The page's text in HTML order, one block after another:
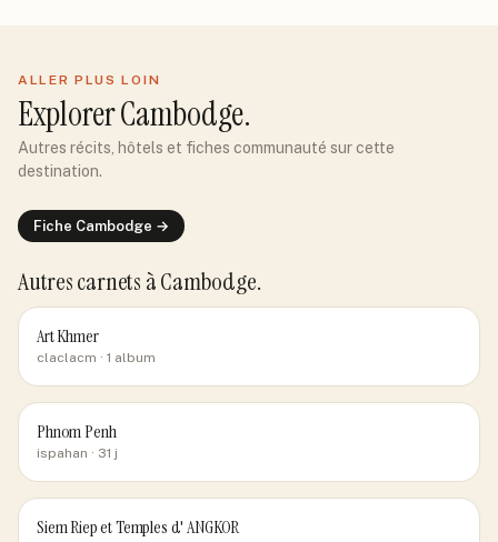
ALLER PLUS LOIN
ExplorerCambodge.
Autres récits, hôtels et fiches communauté sur cette
destination.
Fiche Cambodge →
Autres carnets à Cambodge.
Art Khmer
claclacm · 1 album
Phnom Penh
ispahan · 31 j
Siem Riep et Temples d' ANGKOR